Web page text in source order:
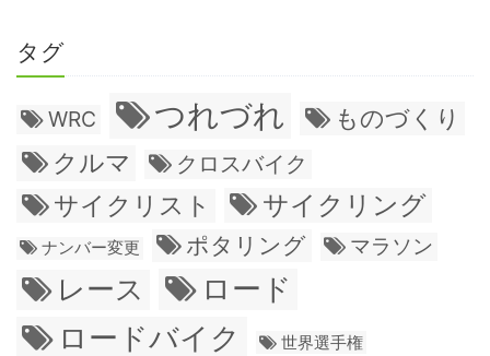
タグ
WRC つれづれ ものづくり
クルマ クロスバイク
サイクリスト サイクリング
ナンバー変更 ポタリング マラソン
レース
ロード
ロードバイク
世界選手権